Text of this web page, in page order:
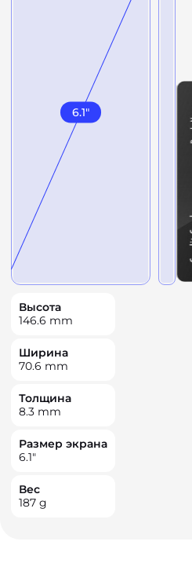
6.1"
Высота
146.6 mm
Ширина
70.6 mm
Толщина
8.3 mm
Размер экрана
6.1"
Вес
187 g